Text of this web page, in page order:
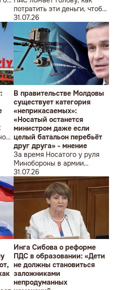
потратить эти деньги, чтобы
оппозиция меньше ворчала,
ведь полмиллиарда
незаметно в карман не
положишь
31.07.26
В правительстве Молдовы
существует категория
«неприкасаемых»:
«Носатый останется
министром даже если
целый батальон перебьёт
друг друга» - мнение
За время Носатого у руля
Минобороны в армии
погибли 9 человек в мирное
время, включая
несовершеннолетнего
юношу
31.07.26
Инга Сибова о реформе
ПДС в образовании: «Дети
не должны становиться
заложниками
непродуманных